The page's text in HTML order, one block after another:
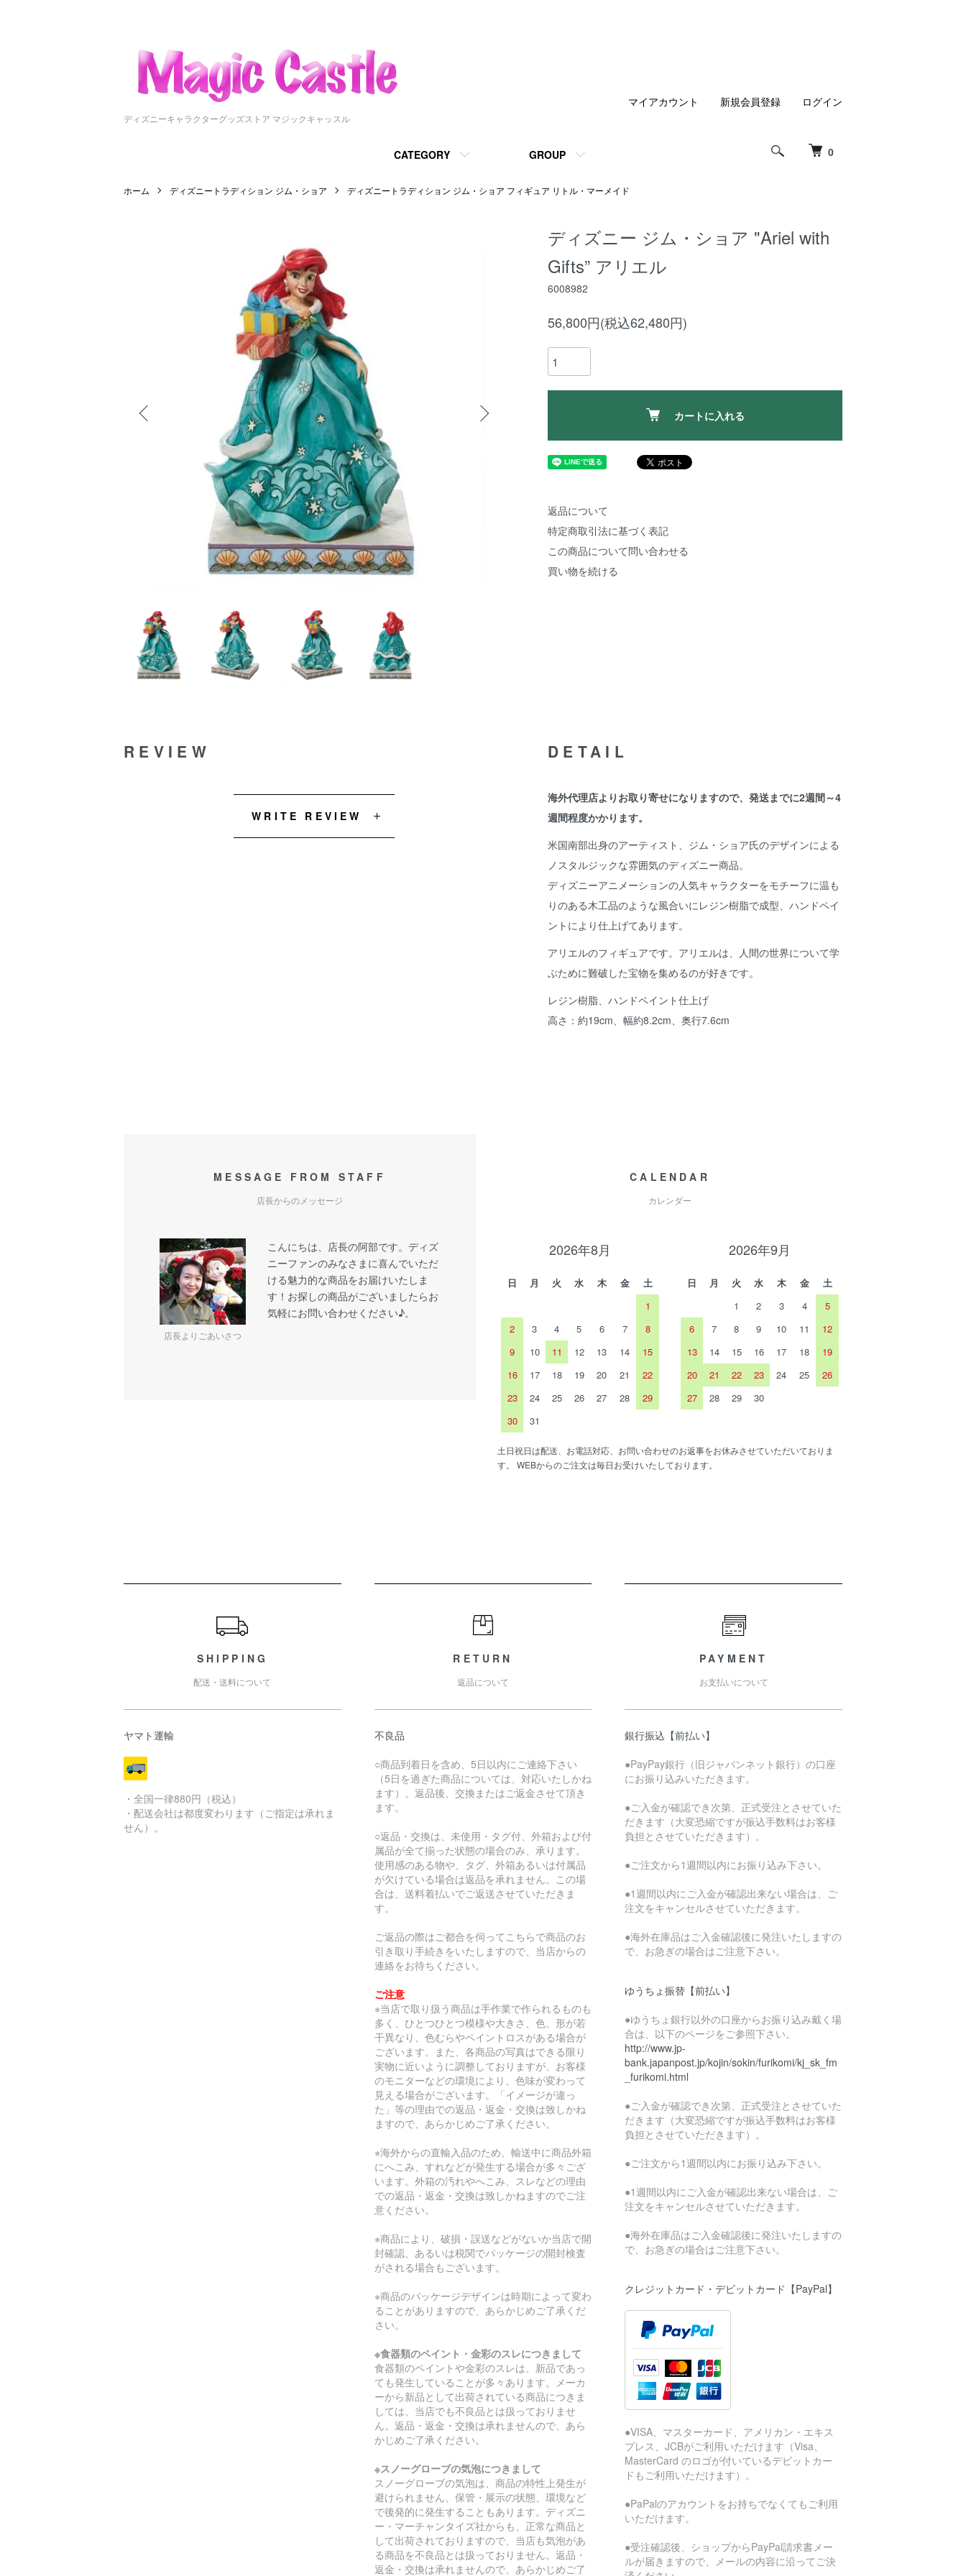
ディズニーキャラクターグッズストア マジックキャッスル
0
CATEGORY GROUP
マイアカウント 新規会員登録 ログイン
ホーム ディズニートラディション ジム・ショア ディズニートラディション ジム・ショア フィギュア リトル・マーメイド
ディズニー ジム・ショア "Ariel with
Gifts” アリエル
6008982
56,800円(税込62,480円)
カートに入れる
返品について
特定商取引法に基づく表記
この商品について問い合わせる
買い物を続ける
DETAIL
海外代理店よりお取り寄せになりますので、発送までに2週間～4
週間程度かかります。
米国南部出身のアーティスト、ジム・ショア氏のデザインによる
ノスタルジックな雰囲気のディズニー商品。
ディズニーアニメーションの人気キャラクターをモチーフに温も
りのある木工品のような風合いにレジン樹脂で成型、ハンドペイ
ントにより仕上げてあります。
アリエルのフィギュアです。アリエルは、人間の世界について学
ぶために難破した宝物を集めるのが好きです。
レジン樹脂、ハンドペイント仕上げ
高さ：約19cm、幅約8.2cm、奥行7.6cm
REVIEW
WRITE REVIEW
MESSAGE FROM STAFF
店長からのメッセージ
店長よりごあいさつ
こんにちは、店長の阿部です。ディズ
ニーファンのみなさまに喜んでいただ
ける魅力的な商品をお届けいたしま
す！お探しの商品がございましたらお
気軽にお問い合わせください♪。
CALENDAR
カレンダー
2026年8月
日 月 火 水 木 金
土
1
2
3 4 5 6 7
8
9
10 11 12 13 14
15
16
17 18 19 20 21
22
23
24 25 26 27 28
29
30
31
2026年9月
日 月 火 水 木 金
土
1
2 3 4
5
6
7 8 9 10 11
12
13
14 15 16 17 18
19
20
21 22 23 24 25
26
27
28 29 30
土日祝日は配送、お電話対応、お問い合わせのお返事をお休みさせていただいておりま
す。 WEBからのご注文は毎日お受けいたしております。
SHIPPING
配送・送料について
ヤマト運輸
・全国一律880円（税込）
・配送会社は都度変わります（ご指定は承れま
せん）。
RETURN
返品について
不良品
○商品到着日を含め、5日以内にご連絡下さい
（5日を過ぎた商品については、対応いたしかね
ます）。返品後、交換またはご返金させて頂き
ます。
○返品・交換は、未使用・タグ付、外箱および付
属品が全て揃った状態の場合のみ、承ります。
使用感のある物や、タグ、外箱あるいは付属品
が欠けている場合は返品を承れません。この場
合は、送料着払いでご返送させていただきま
す。
ご返品の際はご都合を伺ってこちらで商品のお
引き取り手続きをいたしますので、当店からの
連絡をお待ちください。
ご注意
※当店で取り扱う商品は手作業で作られるものも
多く、ひとつひとつ模様や大きさ、色、形が若
干異なり、色むらやペイントロスがある場合が
ございます。また、各商品の写真はできる限り
実物に近いように調整しておりますが、お客様
のモニターなどの環境により、色味が変わって
見える場合がございます。「イメージが違っ
た」等の理由での返品・返金・交換は致しかね
ますので、あらかじめご了承ください。
※海外からの直輸入品のため、輸送中に商品外箱
にへこみ、すれなどが発生する場合が多々ござ
います。外箱の汚れやへこみ、スレなどの理由
での返品・返金・交換は致しかねますのでご注
意ください。
※商品により、破損・誤送などがないか当店で開
封確認、あるいは税関でパッケージの開封検査
がされる場合もございます。
※商品のパッケージデザインは時期によって変わ
ることがありますので、あらかじめご了承くだ
さい。
※食器類のペイント・金彩のスレにつきまして
食器類のペイントや金彩のスレは、新品であっ
ても発生していることが多々あります。メーカ
ーから新品として出荷されている商品につきま
しては、当店でも不良品とは扱っておりませ
ん。返品・返金・交換は承れませんので、あら
かじめご了承ください。
※スノーグローブの気泡につきまして
スノーグローブの気泡は、商品の特性上発生が
避けられません、保管・展示の状態、環境など
で後発的に発生することもあります。ディズニ
ー・マーチャンタイズ社からも、正常な商品と
して出荷されておりますので、当店も気泡があ
る商品を不良品とは扱っておりません。返品・
返金・交換は承れませんので、あらかじめご了
PAYMENT
お支払いについて
銀行振込【前払い】
●PayPay銀行（旧ジャパンネット銀行）の口座
にお振り込みいただきます。
●ご入金が確認でき次第、正式受注とさせていた
だきます（大変恐縮ですが振込手数料はお客様
負担とさせていただきます）。
●ご注文から1週間以内にお振り込み下さい。
●1週間以内にご入金が確認出来ない場合は、ご
注文をキャンセルさせていただきます。
●海外在庫品はご入金確認後に発注いたしますの
で、お急ぎの場合はご注意下さい。
ゆうちょ振替【前払い】
●ゆうちょ銀行以外の口座からお振り込み戴く場
合は、以下のページをご参照下さい。
http://www.jp-
bank.japanpost.jp/kojin/sokin/furikomi/kj_sk_fm
_furikomi.html
●ご入金が確認でき次第、正式受注とさせていた
だきます（大変恐縮ですが振込手数料はお客様
負担とさせていただきます）。
●ご注文から1週間以内にお振り込み下さい。
●1週間以内にご入金が確認出来ない場合は、ご
注文をキャンセルさせていただきます。
●海外在庫品はご入金確認後に発注いたしますの
で、お急ぎの場合はご注意下さい。
クレジットカード・デビットカード【PayPal】
●VISA、マスターカード、アメリカン・エキス
プレス、JCBがご利用いただけます（Visa、
MasterCard のロゴが付いているデビットカー
ドもご利用いただけます）。
●PaPalのアカウントをお持ちでなくてもご利用
いただけます。
●受注確認後、ショップからPayPal請求書メー
ルが届きますので、メールの内容に沿ってご決